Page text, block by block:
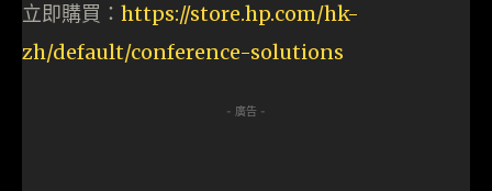
立即購買： https://store.hp.com/hk-
zh/default/conference-solutions
- 廣告 -